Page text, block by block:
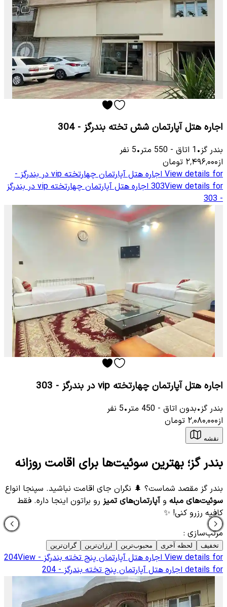
اجاره هتل آپارتمان شش تخته بندرگز - 304
بندر گز•
1 اتاق -
550 متر•
5 نفر
از۲٬۴۹۶٬۰۰۰ تومان
View details for
اجاره هتل آپارتمان چهارتخته vip در بندرگز -
303View details for
اجاره هتل آپارتمان چهارتخته vip در بندرگز
- 303
اجاره هتل آپارتمان چهارتخته vip در بندرگز - 303
بندر گز•بدون اتاق -
450 متر•
5 نفر
از۲٬۰۸۰٬۰۰۰ تومان
نقشه
بندر گز؛ بهترین سوئیت‌ها برای اقامت روزانه
بندر گز مقصد شماست؟ 🌲 نگران جای اقامت نباشید. سپنجا انواع
سوئیت‌های مبله وآپارتمان‌های تمیز رو براتون اینجا داره. فقط
کافیه رزرو کنی! ✨
مرتب‌سازی :
تخفیف لحظه آخری محبوب‌ترین ارزان‌ترین گران‌ترین
View details for اجاره هتل آپارتمان پنج تخته بندرگز - 204View
details for اجاره هتل آپارتمان پنج تخته بندرگز - 204